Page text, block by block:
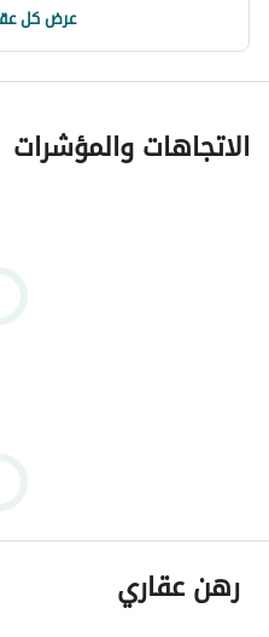
عرض كل
الاتجاهات والمؤشرات
رهن عقاري